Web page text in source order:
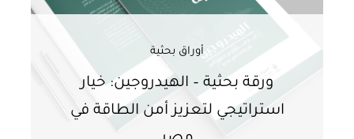
أوراق بحثية
ورقة بحثية – الهيدروجين: خيار
استراتيجي لتعزيز أمن الطاقة في